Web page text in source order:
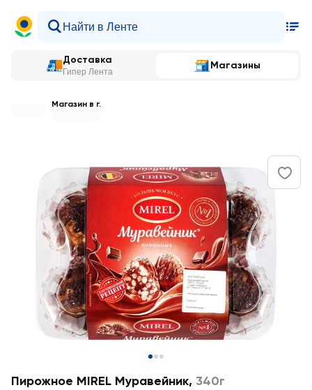
Доставка
Гипер Лента
Магазины
Магазин в г.
Пирожное MIREL Муравейник, 340г